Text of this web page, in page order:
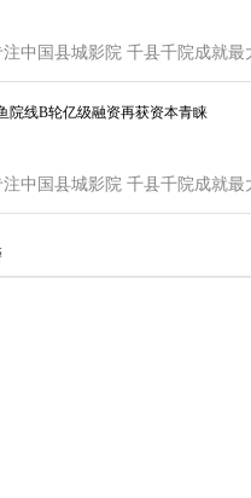
中国县城影院 千县千院成就最
院线B轮亿级融资再获资本青睐
中国县城影院 千县千院成就最